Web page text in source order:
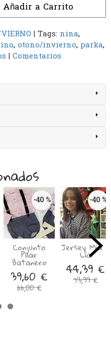
Añadir a Carrito
| Tags: nina
otono/invierno parka
| Comentarios
-40 %
Conjunto
Pilar
Batanero
39,60 €
66,00 €
-40 %
Jersey Mía y
Lía
44,39 €
73,99 €